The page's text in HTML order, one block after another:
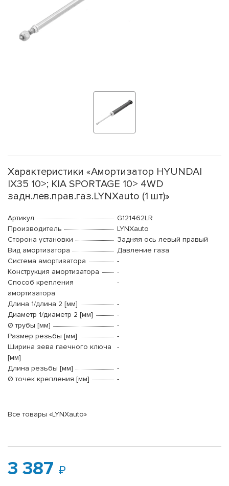
Характеристики «Амортизатор HYUNDAI
IX35 10>; KIA SPORTAGE 10> 4WD
задн.лев.прав.газ.LYNXauto (1 шт)»
Артикул
G121462LR
Производитель
LYNXauto
Сторона установки
Задняя ось левый правый
Вид амортизатора
Давление газа
Система амортизатора
-
Конструкция амортизатора
-
Способ крепления
амортизатора
-
Длина 1/длина 2 [мм]
-
Диаметр 1/диаметр 2 [мм]
-
Ø трубы [мм]
-
Размер резьбы [мм]
-
Ширина зева гаечного ключа
[мм]
-
Длина резьбы [мм]
-
Ø точек крепления [мм]
-
Все товары «LYNXauto»
3 387